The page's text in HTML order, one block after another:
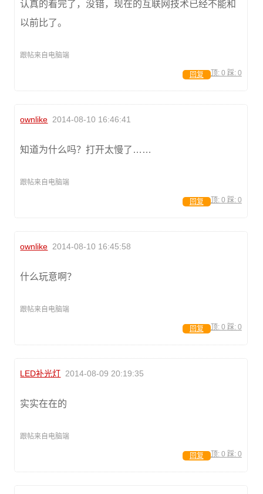
认真的看完了，没错，现在的互联网技术已经不能和
以前比了。
跟帖来自电脑端
顶: 0 踩: 0
回复
ownlike 2014-08-10 16:46:41
知道为什么吗？打开太慢了……
跟帖来自电脑端
顶: 0 踩: 0
回复
ownlike 2014-08-10 16:45:58
什么玩意啊？
跟帖来自电脑端
顶: 0 踩: 0
回复
LED补光灯 2014-08-09 20:19:35
实实在在的
跟帖来自电脑端
顶: 0 踩: 0
回复